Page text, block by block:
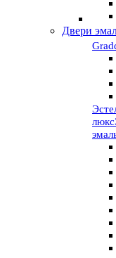
Двери
люкс